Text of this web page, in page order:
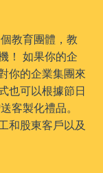
教育團體，教
！ 如果你的企
你的企業集團來
也可以根據節日
客製化禮品。
和股東客戶以及